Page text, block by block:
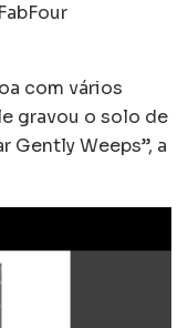
com vários
gravou o solo de
Gently Weeps”, a